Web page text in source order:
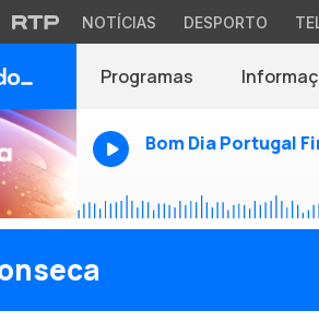
NOTÍCIAS DESPORTO
Programas
Bom Dia Portugal